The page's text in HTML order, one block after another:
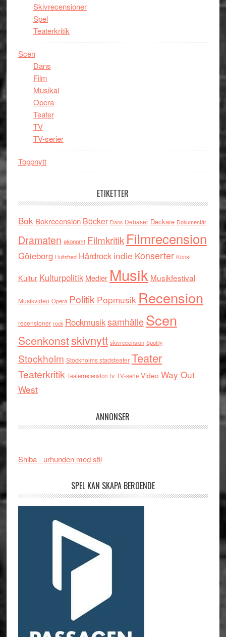
Skivrecensioner
Spel
Teaterkritik
Scen
Dans
Film
Musikal
Opera
Teater
TV
TV-serier
Toppnytt
ETIKETTER
Bok Bokrecension Böcker Dans Debaser Deckare Dokumentär
Dramaten ekonomi Filmkritik Filmrecension
Göteborg Hultsfred Hårdrock indie Konserter Konst
Kultur Kulturpolitik Medier Musik Musikfestival
Musikvideo Opera Politik Popmusik Recension
recensioner rock RockmusiksamhälleScen
Scenkonstskivnytt skivrecension Spotify
Stockholm Stockholms stadsteater Teater
Teaterkritik Teaterrecension tv TV-serie Video Way Out
West
ANNONSER
Shiba - urhunden med stil
SPEL KAN SKAPA BEROENDE